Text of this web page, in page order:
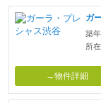
ガ
築
所
→物件詳細